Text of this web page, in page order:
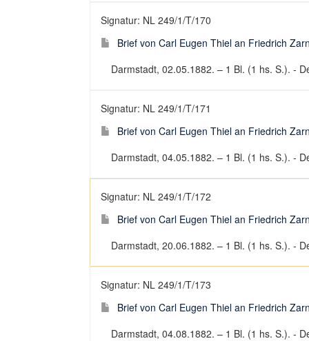
Signatur: NL 249/1/T/170
Brief von Carl Eugen Thiel an Friedrich
Darmstadt, 02.05.1882. – 1 Bl. (1 hs. S.). -
Signatur: NL 249/1/T/171
Brief von Carl Eugen Thiel an Friedrich
Darmstadt, 04.05.1882. – 1 Bl. (1 hs. S.). -
Signatur: NL 249/1/T/172
Brief von Carl Eugen Thiel an Friedrich
Darmstadt, 20.06.1882. – 1 Bl. (1 hs. S.). -
Signatur: NL 249/1/T/173
Brief von Carl Eugen Thiel an Friedrich
Darmstadt, 04.08.1882. – 1 Bl. (1 hs. S.). -